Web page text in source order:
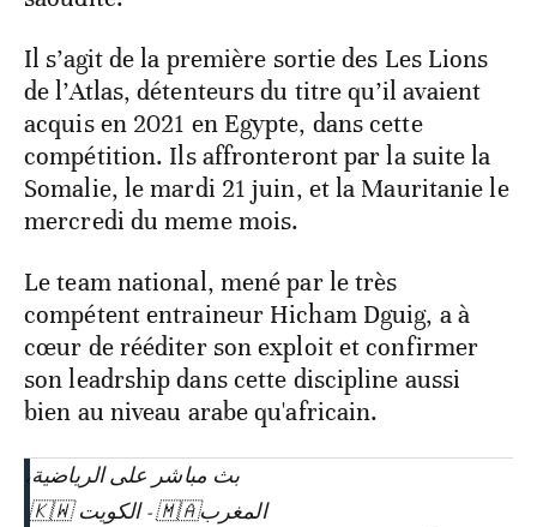
Il s’agit de la première sortie des Les Lions
de l’Atlas, détenteurs du titre qu’il avaient
acquis en 2021 en Egypte, dans cette
compétition. Ils affronteront par la suite la
Somalie, le mardi 21 juin, et la Mauritanie le
mercredi du meme mois.
Le team national, mené par le très
compétent entraineur Hicham Dguig, a à
cœur de rééditer son exploit et confirmer
son leadrship dans cette discipline aussi
bien au niveau arabe qu'africain.
بث مباشر على الرياضية،
⁧المغرب🇲🇦⁩ - ⁧الكويت⁩ 🇰🇼 ⁦⁩